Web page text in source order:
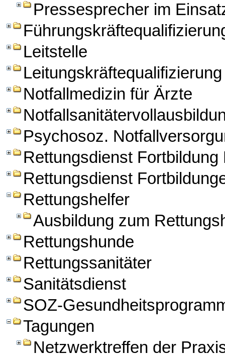
Pressesprecher im
Leitstelle
Leitungskräftequalifizierung
Notfallmedizin für Ärzte
Psychosoz.
Rettungsdienst Fortbildung
Rettungsdienst
Rettungshelfer
Ausbildung zum
Rettungshunde
Rettungssanitäter
Sanitätsdienst
SOZ-
Tagungen
Netzwerktreffen der